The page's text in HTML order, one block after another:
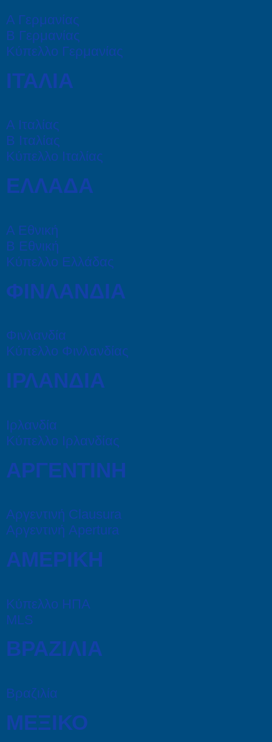
Α Γερμανίας
Β Γερμανίας
Κύπελλο Γερμανίας
ΙΤΑΛΙΑ
Α Ιταλίας
Β Ιταλίας
Κύπελλο Ιταλίας
ΕΛΛΑΔΑ
Α Εθνική
Β Εθνική
Κύπελλο Ελλάδας
ΦΙΝΛΑΝΔΙΑ
Φινλανδία
Κύπελλο Φινλανδίας
ΙΡΛΑΝΔΙΑ
Ιρλανδία
Κύπελλο Ιρλανδίας
ΑΡΓΕΝΤΙΝΗ
Αργεντινή Clausura
Αργεντινή Apertura
ΑΜΕΡΙΚΗ
Κύπελλο ΗΠΑ
MLS
ΒΡΑΖΙΛΙΑ
Βραζιλία
ΜΕΞΙΚΟ